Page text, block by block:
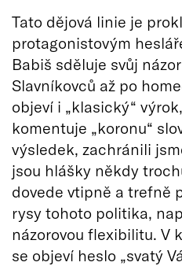
Tato dějová linie je
protagonistovým
Babiš sděluje svůj
Slavníkovců až po
objeví i „klasický“
komentuje „koronu“
výsledek, zachránili
jsou hlášky někdy
dovede vtipně a trefně
rysy tohoto politika,
názorovou flexibilitu. V
se objeví heslo „svatý